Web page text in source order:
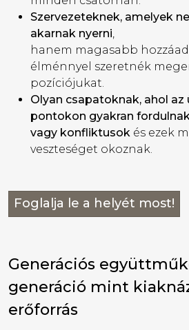
Szervezeteknek, amelyek
akarnak nyerni
hanem magasabb
élménnyel szeretnék
pozíciójukat.
Olyan csapatoknak, ahol
pontokon gyakran
vagy konfliktusok és ezek
veszteséget okoznak.
Foglalja le a helyét most!
Generációs
generáció mint
erőforrás